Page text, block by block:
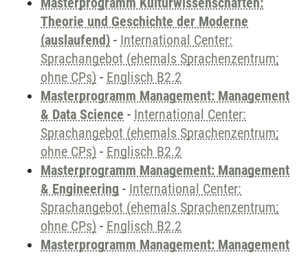
Theorie und Geschichte der Moderne
(auslaufend) - International Center:
Sprachangebot (ehemals Sprachenzentrum;
ohne CPs) - Englisch B2.2
Masterprogramm Management: Management
& Data Science - International Center:
Sprachangebot (ehemals Sprachenzentrum;
ohne CPs) - Englisch B2.2
Masterprogramm Management: Management
& Engineering - International Center:
Sprachangebot (ehemals Sprachenzentrum;
ohne CPs) - Englisch B2.2
Masterprogramm Management: Management